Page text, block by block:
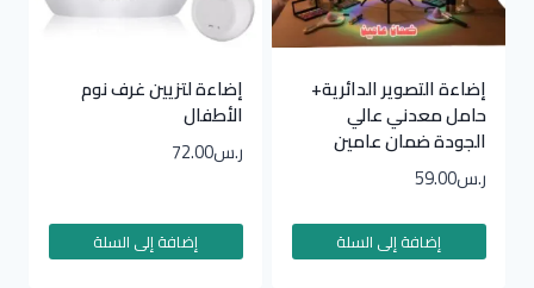
إضاءة التصوير الدائرية+
حامل معدني عالي
الجودة ضمان عامين
ر.س59.00
إضافة إلى السلة
إضاءة لتزيين غرف نوم
الأطفال
ر.س72.00
إضافة إلى السلة